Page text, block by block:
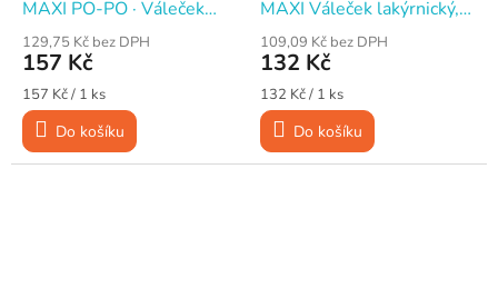
MAXI PO-PO · Váleček
lakýrnický · plstěný · 25 cm
129,75 Kč bez DPH
157 Kč
Měrná
cena:
157 Kč / 1 ks
Do košíku
MAXI Váleček lakýrnický,
plstěný, 25 cm
109,09 Kč bez DPH
132 Kč
Měrná
cena:
132 Kč / 1 ks
Do košíku